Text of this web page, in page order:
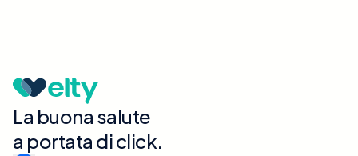
La buona salute
a portata di click.